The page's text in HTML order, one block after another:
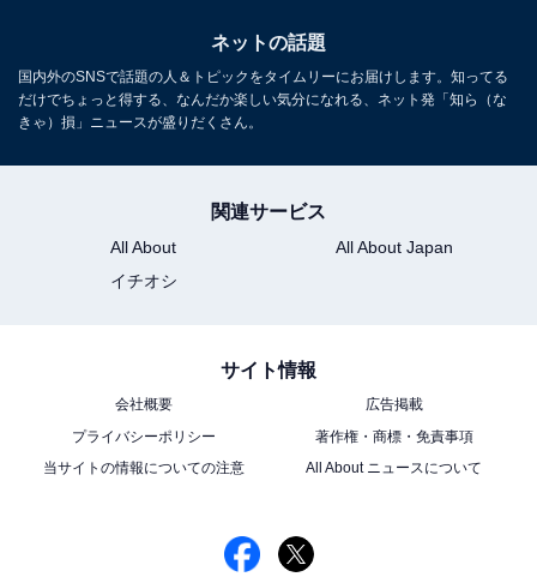
ネットの話題
国内外のSNSで話題の人＆トピックをタイムリーにお届けします。知ってる
だけでちょっと得する、なんだか楽しい気分になれる、ネット発「知ら（な
きゃ）損」ニュースが盛りだくさん。
関連サービス
All About
All About Japan
イチオシ
サイト情報
会社概要
広告掲載
プライバシーポリシー
著作権・商標・免責事項
当サイトの情報についての注意
All About ニュースについて